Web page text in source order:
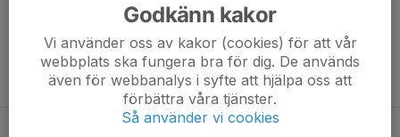
Tidigare nyheter
☀️Sommardans i hamnen!💃
Godkänn kakor
Vi använder oss av kakor (cookies) för att vår
webbplats ska fungera bra för dig. De används
även för webbanalys i syfte att hjälpa oss att
förbättra våra tjänster.
Så använder vi cookies